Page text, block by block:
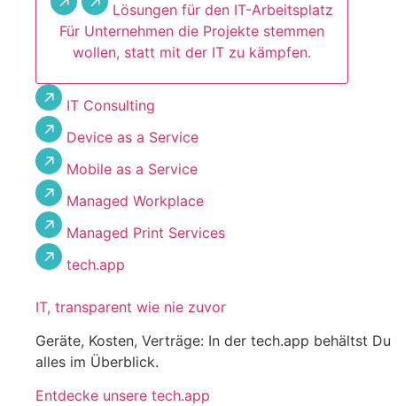
Lösungen für den IT-Arbeitsplatz
Für Unternehmen die Projekte stemmen
wollen, statt mit der IT zu kämpfen.
IT Consulting
Device as a Service
Mobile as a Service
Managed Workplace
Managed Print Services
tech.app
IT, transparent wie nie zuvor
Geräte, Kosten, Verträge: In der tech.app behältst Du
alles im Überblick.
Entdecke unsere tech.app